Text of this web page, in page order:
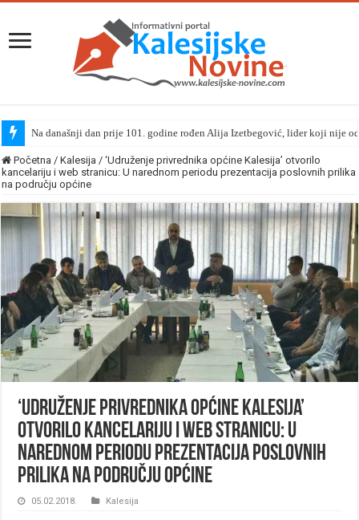
Na današnji dan prije 101. godine rođen Alija Izetbegović, lider koji nije
Početna / Kalesija / ‘Udruženje privrednika općine Kalesija’ otvorilo
kancelariju i web stranicu: U narednom periodu prezentacija poslovnih prilika
na području općine
‘Udruženje privrednika općine Kalesija’
otvorilo kancelariju i web stranicu: U
narednom periodu prezentacija poslovnih
prilika na području općine
05.02.2018. Kalesija